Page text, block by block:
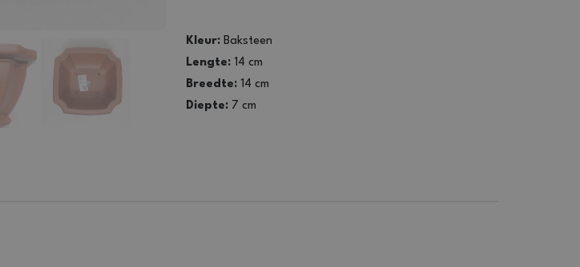
Kleur: Baksteen
Lengte: 14 cm
Breedte: 14 cm
Diepte: 7 cm